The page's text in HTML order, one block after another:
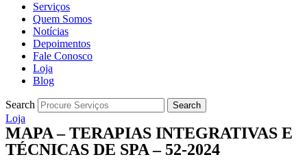
Serviços
Quem Somos
Notícias
Depoimentos
Fale Conosco
Loja
Blog
Search Search
Loja
MAPA – TERAPIAS INTEGRATIVAS E
TÉCNICAS DE SPA – 52-2024